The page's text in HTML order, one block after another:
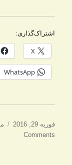
اشتراک‌گذاری:
X
WhatsApp
ارسال
شده
فوریه 29, 2016
Comments